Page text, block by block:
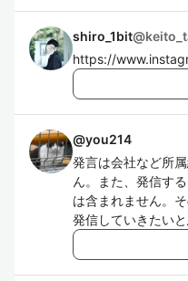
shiro_1bit@
https://
@you214
発言は会社など所
ん。また、発信す
は含まれません。
発信していきたいと